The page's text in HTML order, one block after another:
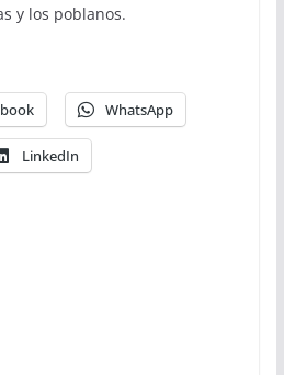
y los poblanos.
WhatsApp
LinkedIn